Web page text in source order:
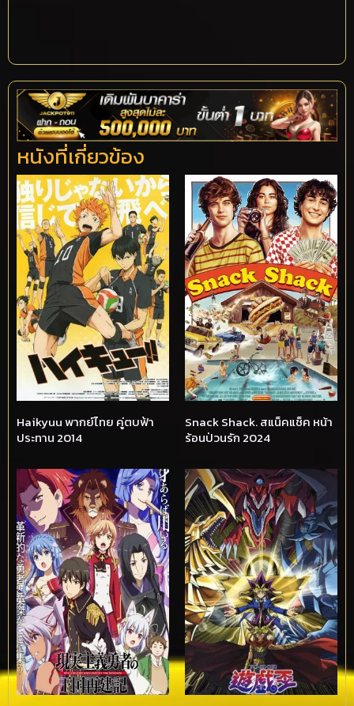
หนังที่เกี่ยวข้อง
Haikyuu พากย์ไทย คู่ตบฟ้า
ประทาน 2014
Snack Shack. สแน็คแช็ค หน้า
ร้อนป่วนรัก 2024